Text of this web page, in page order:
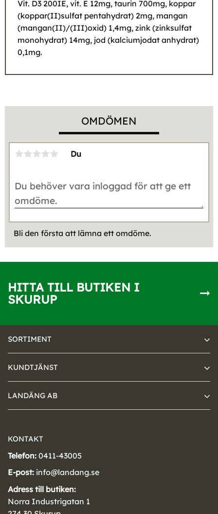
Vit. D3 200IE, vit. E 12mg, taurin 700mg, koppar
(koppar(II)sulfat pentahydrat) 2mg, mangan
(mangan(II)/(III)oxid) 1,4mg, zink (zinksulfat
monohydrat) 14mg, jod (kalciumjodat anhydrat)
0,1mg.
OMDÖMEN
Du
Bli den första att lämna ett omdöme.
HITTA TILL BUTIKEN I
SKURUP
SORTIMENT
KUNDTJÄNST
LANDÄNG AB
KONTAKT
Telefon: 0411-43005
E-post: info@landang.se
Adress till butiken:
Norra Industrigatan 1